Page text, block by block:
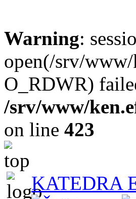
Warning:
open(/srv/
O_RDWR)
/srv/www/
on line 423
KATEDRA